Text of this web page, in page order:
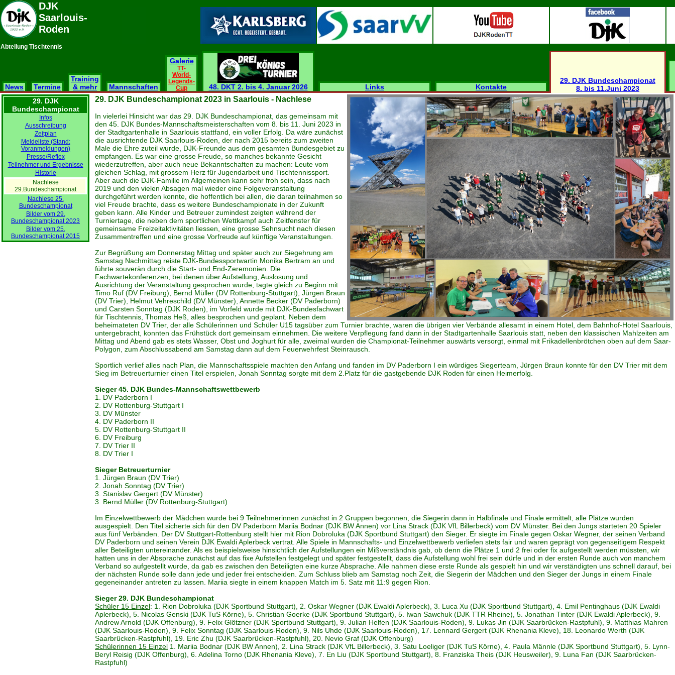
DJK
Saarlouis-
Roden
Abteilung Tischtennis
News Termine
Training
& mehr
Mannschaften
Galerie
TT-
World-
Legends-
Cup
48. DKT 2. bis 4. Januar 2026 Links Kontakte
29. DJK Bundeschampionat
8. bis 11.Juni 2023
29. DJK
Bundeschampionat
Infos
Ausschreibung
Zeitplan
Meldeliste (Stand:
Voranmeldungen)
Presse/Reflex
Teilnehmer und Ergebnisse
Historie
Nachlese
29.Bundeschampionat
Nachlese 25.
Bundeschampionat
Bilder vom 29.
Bundeschampionat 2023
Bilder vom 25.
Bundeschampionat 2015
29. DJK Bundeschampionat 2023 in Saarlouis - Nachlese
In vielerlei Hinsicht war das 29. DJK Bundeschampionat, das gemeinsam mit
den 45. DJK Bundes-Mannschaftsmeisterschaften vom 8. bis 11. Juni 2023 in
der Stadtgartenhalle in Saarlouis stattfand, ein voller Erfolg. Da wäre zunächst
die ausrichtende DJK Saarlouis-Roden, der nach 2015 bereits zum zweiten
Male die Ehre zuteil wurde, DJK-Freunde aus dem gesamten Bundesgebiet zu
empfangen. Es war eine grosse Freude, so manches bekannte Gesicht
wiederzutreffen, aber auch neue Bekanntschaften zu machen: Leute vom
gleichen Schlag, mit grossem Herz für Jugendarbeit und Tischtennissport.
Aber auch die DJK-Familie im Allgemeinen kann sehr froh sein, dass nach
2019 und den vielen Absagen mal wieder eine Folgeveranstaltung
durchgeführt werden konnte, die hoffentlich bei allen, die daran teilnahmen so
viel Freude brachte, dass es weitere Bundeschampionate in der Zukunft
geben kann. Alle Kinder und Betreuer zumindest zeigten während der
Turniertage, die neben dem sportlichen Wettkampf auch Zeitfenster für
gemeinsame Freizeitaktivitäten liessen, eine grosse Sehnsucht nach diesen
Zusammentreffen und eine grosse Vorfreude auf künftige Veranstaltungen.
Zur Begrüßung am Donnerstag Mittag und später auch zur Siegehrung am
Samstag Nachmittag reiste DJK-Bundessportwartin Monika Bertram an und
führte souverän durch die Start- und End-Zeremonien. Die
Fachwartekonferenzen, bei denen über Aufstellung, Auslosung und
Ausrichtung der Veranstaltung gesprochen wurde, tagte gleich zu Beginn mit
Timo Ruf (DV Freiburg), Bernd Müller (DV Rottenburg-Stuttgart), Jürgen Braun
(DV Trier), Helmut Vehreschild (DV Münster), Annette Becker (DV Paderborn)
und Carsten Sonntag (DJK Roden), im Vorfeld wurde mit DJK-Bundesfachwart
für Tischtennis, Thomas Heß, alles besprochen und geplant. Neben dem
beheimateten DV Trier, der alle Schülerinnen und Schüler U15 tagsüber zum Turnier brachte, waren die übrigen vier Verbände allesamt in einem Hotel, dem Bahnhof-Hotel Saarlouis,
untergebracht, konnten das Frühstück dort gemeinsam einnehmen. Die weitere Verpflegung fand dann in der Stadtgartenhalle Saarlouis statt, neben den klassischen Mahlzeiten am
Mittag und Abend gab es stets Wasser, Obst und Joghurt für alle, zweimal wurden die Championat-Teilnehmer auswärts versorgt, einmal mit Frikadellenbrötchen oben auf dem Saar-
Polygon, zum Abschlussabend am Samstag dann auf dem Feuerwehrfest Steinrausch.
Sportlich verlief alles nach Plan, die Mannschaftsspiele machten den Anfang und fanden im DV Paderborn I ein würdiges Siegerteam, Jürgen Braun konnte für den DV Trier mit dem
Sieg im Betreuerturnier einen Titel erspielen, Jonah Sonntag sorgte mit dem 2.Platz für die gastgebende DJK Roden für einen Heimerfolg.
Sieger 45. DJK Bundes-Mannschaftswettbewerb
1. DV Paderborn I
2. DV Rottenburg-Stuttgart I
3. DV Münster
4. DV Paderborn II
5. DV Rottenburg-Stuttgart II
6. DV Freiburg
7. DV Trier II
8. DV Trier I
Sieger Betreuerturnier
1. Jürgen Braun (DV Trier)
2. Jonah Sonntag (DV Trier)
3. Stanislav Gergert (DV Münster)
3. Bernd Müller (DV Rottenburg-Stuttgart)
Im Einzelwettbewerb der Mädchen wurde bei 9 Teilnehmerinnen zunächst in 2 Gruppen begonnen, die Siegerin dann in Halbfinale und Finale ermittelt, alle Plätze wurden
ausgespielt. Den Titel sicherte sich für den DV Paderborn Mariia Bodnar (DJK BW Annen) vor Lina Strack (DJK VfL Billerbeck) vom DV Münster. Bei den Jungs starteten 20 Spieler
aus fünf Verbänden. Der DV Stuttgart-Rottenburg stellt hier mit Rion Dobroluka (DJK Sportbund Stuttgart) den Sieger. Er siegte im Finale gegen Oskar Wegner, der seinen Verband
DV Paderborn und seinen Verein DJK Ewaldi Aplerbeck vertrat. Alle Spiele in Mannschafts- und Einzelwettbewerb verliefen stets fair und waren geprägt von gegenseitigem Respekt
aller Beteiligten untereinander. Als es beispielsweise hinsichtlich der Aufstellungen ein Mißverständnis gab, ob denn die Plätze 1 und 2 frei oder fix aufgestellt werden müssten, wir
hatten uns in der Absprache zunächst auf das fixe Aufstellen festgelegt und später festgestellt, dass die Aufstellung wohl frei sein dürfe und in der ersten Runde auch von manchem
Verband so aufgestellt wurde, da gab es zwischen den Beteiligten eine kurze Absprache. Alle nahmen diese erste Runde als gespielt hin und wir verständigten uns schnell darauf, bei
der nächsten Runde solle dann jede und jeder frei entscheiden. Zum Schluss blieb am Samstag noch Zeit, die Siegerin der Mädchen und den Sieger der Jungs in einem Finale
gegeneinander antreten zu lassen. Mariia siegte in einem knappen Match im 5. Satz mit 11:9 gegen Rion.
Sieger 29. DJK Bundeschampionat
Schüler 15 Einzel: 1. Rion Dobroluka (DJK Sportbund Stuttgart), 2. Oskar Wegner (DJK Ewaldi Aplerbeck), 3. Luca Xu (DJK Sportbund Stuttgart), 4. Emil Pentinghaus (DJK Ewaldi
Aplerbeck), 5. Nicolas Genski (DJK TuS Körne), 5. Christian Goerke (DJK Sportbund Stuttgart), 5. Iwan Sawchuk (DJK TTR Rheine), 5. Jonathan Tinter (DJK Ewaldi Aplerbeck), 9.
Andrew Arnold (DJK Offenburg), 9. Felix Glötzner (DJK Sportbund Stuttgart), 9. Julian Helfen (DJK Saarlouis-Roden), 9. Lukas Jin (DJK Saarbrücken-Rastpfuhl), 9. Matthias Mahren
(DJK Saarlouis-Roden), 9. Felix Sonntag (DJK Saarlouis-Roden), 9. Nils Uhde (DJK Saarlouis-Roden), 17. Lennard Gergert (DJK Rhenania Kleve), 18. Leonardo Werth (DJK
Saarbrücken-Rastpfuhl), 19. Eric Zhu (DJK Saarbrücken-Rastpfuhl), 20. Nevio Graf (DJK Offenburg)
Schülerinnen 15 Einzel 1. Mariia Bodnar (DJK BW Annen), 2. Lina Strack (DJK VfL Billerbeck), 3. Satu Loeliger (DJK TuS Körne), 4. Paula Männle (DJK Sportbund Stuttgart), 5. Lynn-
Beryl Reisig (DJK Offenburg), 6. Adelina Torno (DJK Rhenania Kleve), 7. En Liu (DJK Sportbund Stuttgart), 8. Franziska Theis (DJK Heusweiler), 9. Luna Fan (DJK Saarbrücken-
Rastpfuhl)